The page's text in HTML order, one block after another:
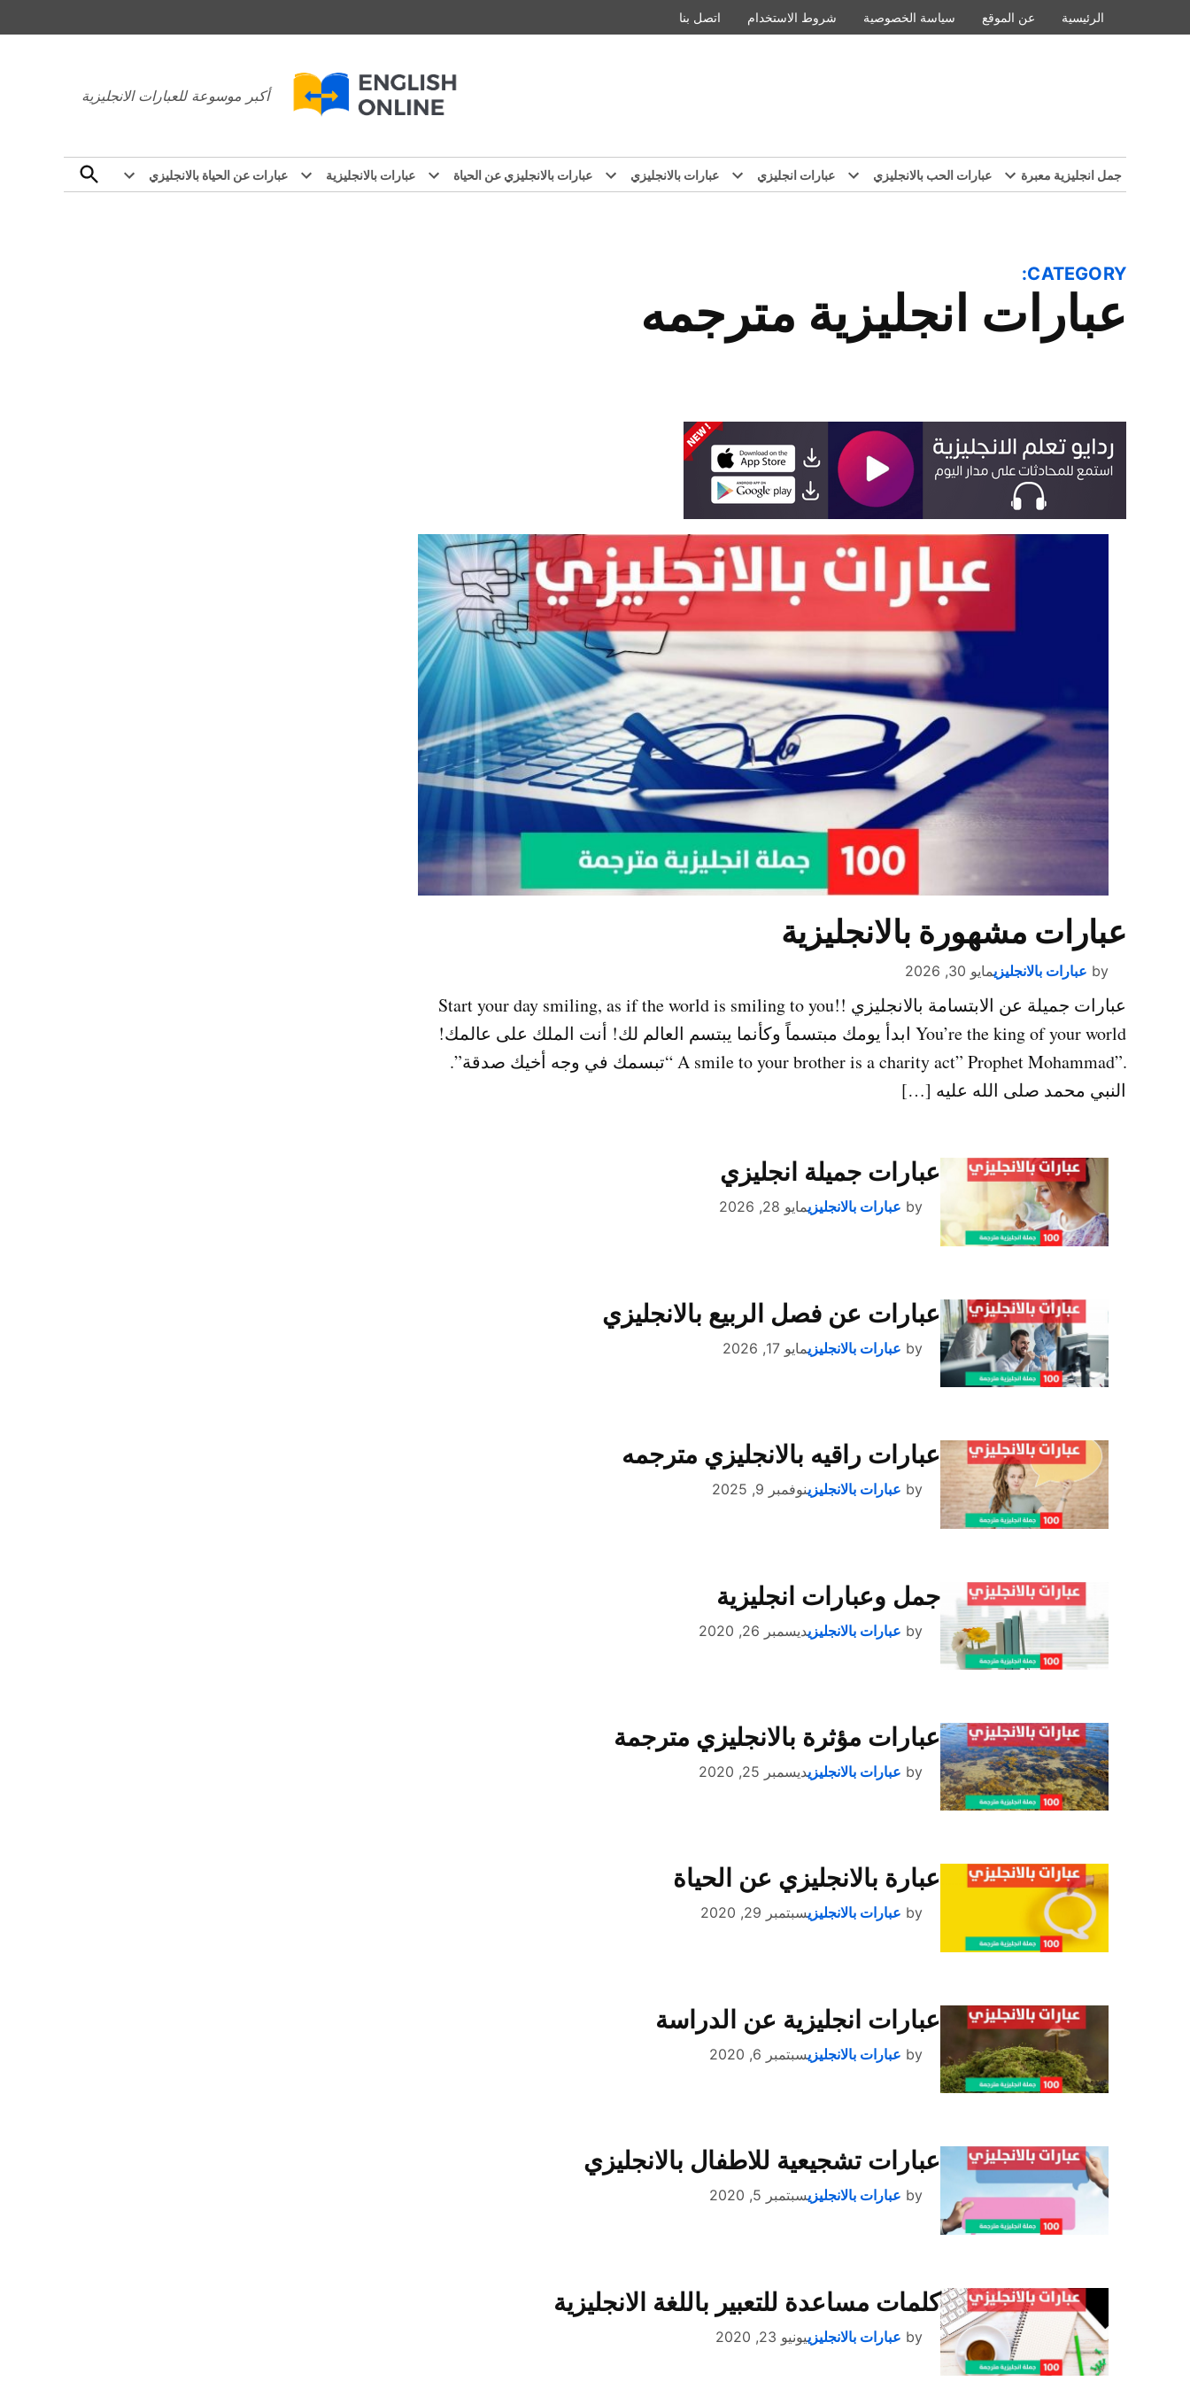
to
الرئيسية عن الموقع سياسة الخصوصية شروط الاستخدام اتصل بنا
عبارات بالانجليزي
أكبر موسوعة للعبارات الانجليزية
جمل انجليزية معبرة عبارات الحب بالانجليزي عبارات انجليزي عبارات بالانجليزي عبارات بالانجليزي عن الحياة عبارات بالانجليزية عبارات عن الحياة بالانجليزي
Open
CATEGORY:
عبارات انجليزية مترجمه
عبارات مشهورة بالانجليزية
by عبارات بالانجليزيمايو 30, 2026
عبارات جميلة عن الابتسامة بالانجليزي !Start your day smiling, as if the world is smiling to you!
You’re the king of your world ابدأ يومك مبتسماً وكأنما يبتسم العالم لك! أنت الملك على عالمك!
.”A smile to your brother is a charity act” Prophet Mohammad “تبسمك في وجه أخيك صدقة”.
النبي محمد صلى الله عليه […]
عبارات جميلة انجليزي
by عبارات بالانجليزيمايو 28, 2026
عبارات عن فصل الربيع بالانجليزي
by عبارات بالانجليزيمايو 17, 2026
عبارات راقيه بالانجليزي مترجمه
by عبارات بالانجليزينوفمبر 9, 2025
جمل وعبارات انجليزية
by عبارات بالانجليزيديسمبر 26, 2020
عبارات مؤثرة بالانجليزي مترجمة
by عبارات بالانجليزيديسمبر 25, 2020
عبارة بالانجليزي عن الحياة
by عبارات بالانجليزيسبتمبر 29, 2020
عبارات انجليزية عن الدراسة
by عبارات بالانجليزيسبتمبر 6, 2020
عبارات تشجيعية للاطفال بالانجليزي
by عبارات بالانجليزيسبتمبر 5, 2020
كلمات مساعدة للتعبير باللغة الانجليزية
by عبارات بالانجليزييونيو 23, 2020